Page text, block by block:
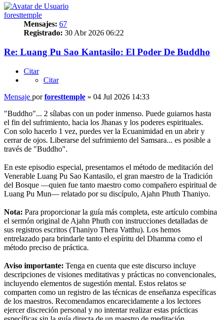
foresttemple
Mensajes: 67
Registrado: 30 Abr 2026 06:22
Re: Luang Pu Sao Kantasilo: El Poder De Buddho
Citar
Citar
Mensaje porforesttemple » 04 Jul 2026 14:33
"Buddho"... 2 sílabas con un poder inmenso. Puede guiarnos hasta
el fin del sufrimiento, hacia los Jhanas y los poderes espirituales.
Con solo hacerlo 1 vez, puedes ver la Ecuanimidad en un abrir y
cerrar de ojos. Liberarse del sufrimiento del Samsara... es posible a
través de "Buddho".
En este episodio especial, presentamos el método de meditación del
Venerable Luang Pu Sao Kantasilo, el gran maestro de la Tradición
del Bosque —quien fue tanto maestro como compañero espiritual de
Luang Pu Mun— relatado por su discípulo, Ajahn Phuth Thaniyo.
Nota: Para proporcionar la guía más completa, este artículo combina
el sermón original de Ajahn Phuth con instrucciones detalladas de
sus registros escritos (Thaniyo Thera Vatthu). Los hemos
entrelazado para brindarle tanto el espíritu del Dhamma como el
método preciso de práctica.
Aviso importante: Tenga en cuenta que este discurso incluye
descripciones de visiones meditativas y prácticas no convencionales,
incluyendo elementos de sugestión mental. Estos relatos se
comparten como un registro de las técnicas de enseñanza específicas
de los maestros. Recomendamos encarecidamente a los lectores
ejercer discreción personal y no intentar realizar estas prácticas